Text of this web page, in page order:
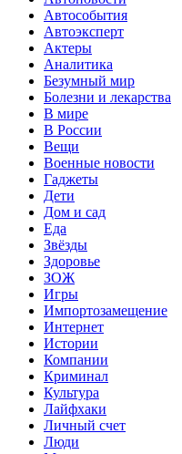
Автособытия
Автоэксперт
Актеры
Аналитика
Безумный мир
Болезни и лекарства
В мире
В России
Вещи
Военные новости
Гаджеты
Дети
Дом и сад
Еда
Звёзды
Здоровье
ЗОЖ
Игры
Импортозамещение
Интернет
Истории
Компании
Криминал
Культура
Лайфхаки
Личный счет
Люди